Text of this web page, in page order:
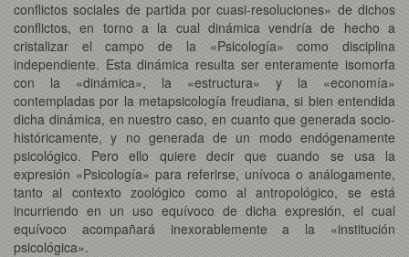
conflictos sociales de partida por cuasi-resoluciones» de dichos
conflictos, en torno a la cual dinámica vendría de hecho a
cristalizar el campo de la «Psicología» como disciplina
independiente. Esta dinámica resulta ser enteramente isomorfa
con la «dinámica», la «estructura» y la «economía»
contempladas por la metapsicología freudiana, si bien entendida
dicha dinámica, en nuestro caso, en cuanto que generada socio-
históricamente, y no generada de un modo endógenamente
psicológico. Pero ello quiere decir que cuando se usa la
expresión «Psicología» para referirse, unívoca o análogamente,
tanto al contexto zoológico como al antropológico, se está
incurriendo en un uso equívoco de dicha expresión, el cual
equívoco acompañará inexorablemente a la «institución
psicológica».